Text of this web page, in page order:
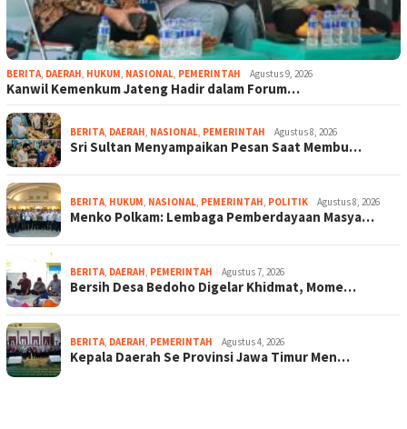
BERITA, DAERAH, HUKUM, NASIONAL, PEMERINTAH Agustus 9, 2026
Kanwil Kemenkum Jateng Hadir dalam Forum…
BERITA, DAERAH, NASIONAL, PEMERINTAH Agustus 8, 2026
Sri Sultan Menyampaikan Pesan Saat Membu…
BERITA, HUKUM, NASIONAL, PEMERINTAH, POLITIK Agustus 8, 2026
Menko Polkam: Lembaga Pemberdayaan Masya…
BERITA, DAERAH, PEMERINTAH Agustus 7, 2026
Bersih Desa Bedoho Digelar Khidmat, Mome…
BERITA, DAERAH, PEMERINTAH Agustus 4, 2026
Kepala Daerah Se Provinsi Jawa Timur Men…